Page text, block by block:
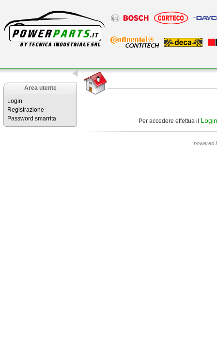
Area utente
Login
Registrazione
Password smarrita
Per accedere effettua il Login
powered